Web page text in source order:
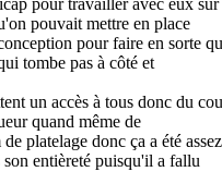
pour travailler avec eux
pouvait mettre en place
pour faire en sorte
tombe pas à côté et
un accès à tous donc du
quand même de
platelage donc ça a été
entièreté puisqu'il a fallu